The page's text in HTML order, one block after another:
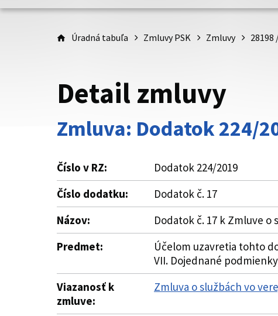
Úradná tabuľa Zmluvy PSK Zmluvy 28198
Detail zmluvy
Zmluva: Dodatok 224/
Číslo v RZ:
Dodatok 224/2019
Číslo dodatku:
Dodatok č. 17
Názov:
Dodatok č. 17 k Zmluve
Predmet:
Účelom uzavretia tohto
VII. Dojednané
Viazanosť k
zmluve:
Zmluva o službách vo